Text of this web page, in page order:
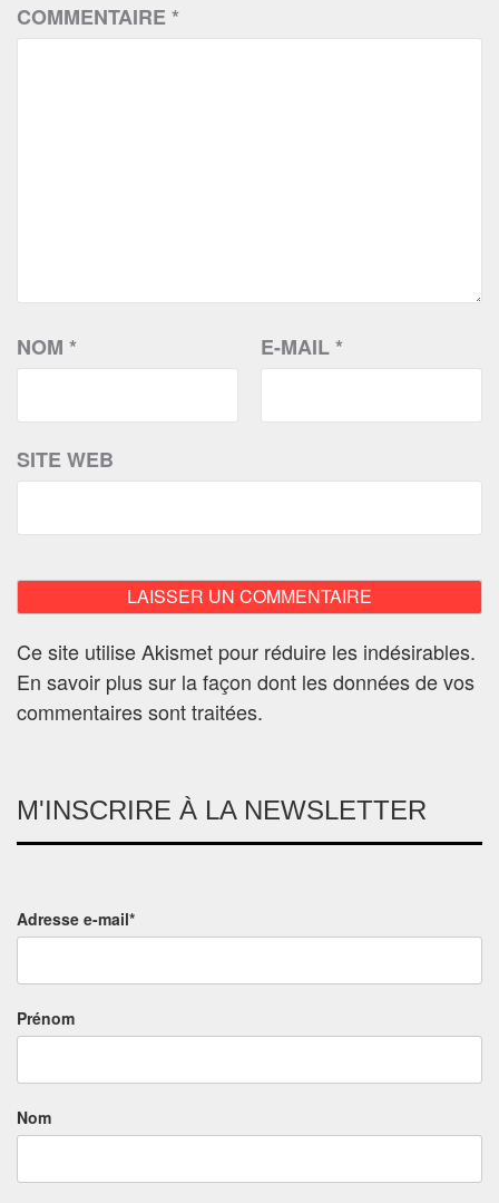
COMMENTAIRE*
NOM * E-MAIL*
SITE WEB
Ce site utilise Akismet pour réduire les indésirables.
En savoir plus sur la façon dont les données de vos
commentaires sont traitées.
M'INSCRIRE À LA NEWSLETTER
Adresse e-mail*
Prénom
Nom